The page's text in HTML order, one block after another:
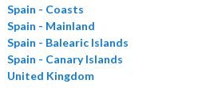
Spain - Coasts
Spain - Mainland
Spain - Balearic Islands
Spain - Canary Islands
United Kingdom